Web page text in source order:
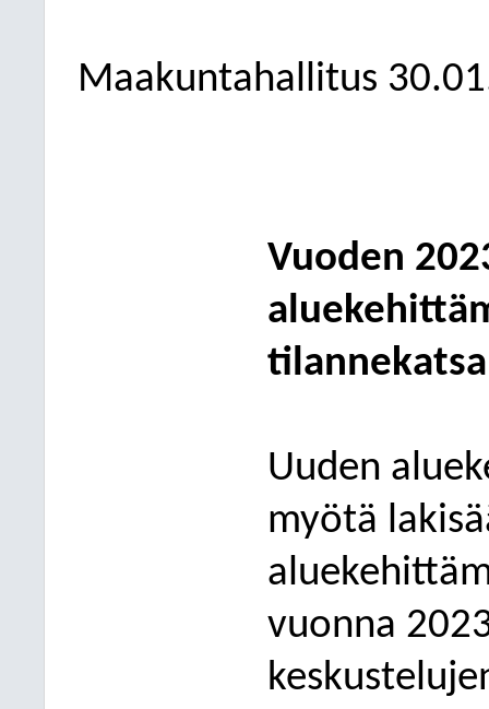
Maakuntahallitus
Vuoden
Uuden
myötä
vuonna